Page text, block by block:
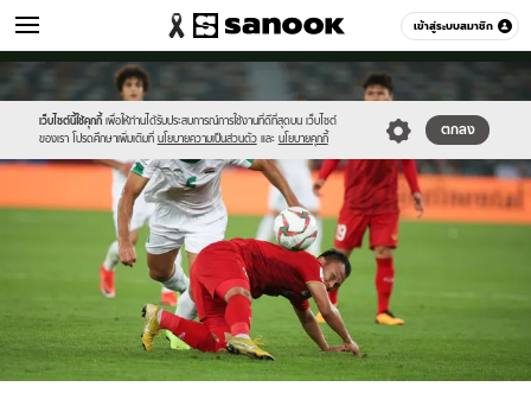
เข้าสู่ระบบสมาชิก
กีฬา หมวดอื่นๆ
เว็บไซต์นี้ใช้คุกกี้ เพื่อให้ท่านได้รับประสบการณ์การใช้งานที่ดีที่สุดบน เว็บไซต์
ของเรา โปรดศึกษาเพิ่มเติมที่ นโยบายความเป็นส่วนตัว และ นโยบายคุกกี้
ตกลง
Sanook
//s.isanook.com/sr/0/images/logo-
new-
sanook.png
600
60
//s.isanook.com/sp/0/ud/169/845449/aaaa.jpg